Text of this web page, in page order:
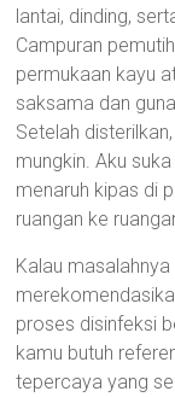
lantai, dinding,
Campuran
permukaan kayu
saksama dan
Setelah
mungkin. Aku
menaruh kipas di
ruangan ke
Kalau
proses disinfeksi
kamu butuh
tepercaya yang